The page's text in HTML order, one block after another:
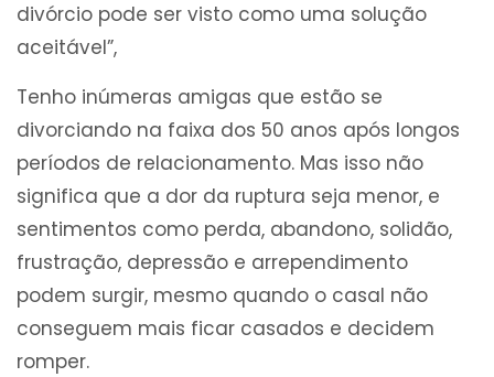
divórcio pode ser visto como uma solução
aceitável”,
Tenho inúmeras amigas que estão se
divorciando na faixa dos 50 anos após longos
períodos de relacionamento. Mas isso não
significa que a dor da ruptura seja menor, e
sentimentos como perda, abandono, solidão,
frustração, depressão e arrependimento
podem surgir, mesmo quando o casal não
conseguem mais ficar casados e decidem
romper.